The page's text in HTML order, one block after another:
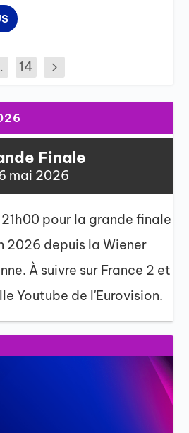
14
Finale
mai 2026
pour la grande finale
2026 depuis la Wiener
À suivre sur France 2 et
Youtube de l'Eurovision.